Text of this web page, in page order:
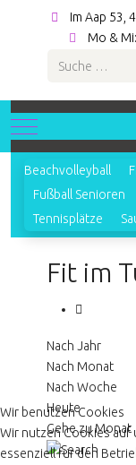
Im Aap 53,
Mo &
Suchen
Mobile Menu Toggle
Beachvolleyball
Fußball Senioren
Tennisplätze
Fit im
Nach Jahr
Nach Monat
Nach Woche
Heute
Gehe zu Monat
Wir benutzen Cookies
Wir nutzen Cookies auf
essenziell für den